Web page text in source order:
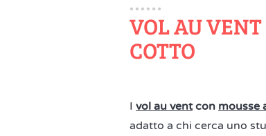
VOL AU
COTTO
I vol au ventcon mousse
adatto a chi cerca uno